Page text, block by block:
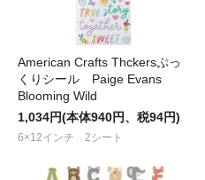
American Crafts Thckersぷっ
くりシール Paige Evans
Blooming Wild
1,034円(本体940円、税94円)
6×12インチ 2シート